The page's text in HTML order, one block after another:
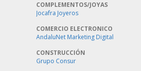
COMPLEMENTOS/JOYAS
Jocafra Joyeros
COMERCIO ELECTRONICO
AndaluNet Marketing Digital
CONSTRUCCIÓN
Grupo Consur